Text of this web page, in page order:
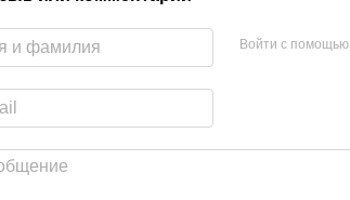
Войти с помощью